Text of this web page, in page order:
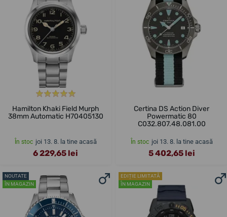
Hamilton Khaki Field Murph
38mm Automatic H70405130
În stoc joi 13. 8. la tine acasă
6 229,65 lei
Certina DS Action Diver
Powermatic 80
C032.807.48.081.00
În stoc joi 13. 8. la tine acasă
5 402,65 lei
NOUTATE
ÎN MAGAZIN
EDIȚIE LIMITATĂ
ÎN MAGAZIN